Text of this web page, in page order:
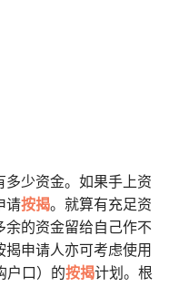
多少资金。如果手上资
请按揭。就算有充足资
余的资金留给自己作不
申请人亦可考虑使用
户口）的按揭计划。根